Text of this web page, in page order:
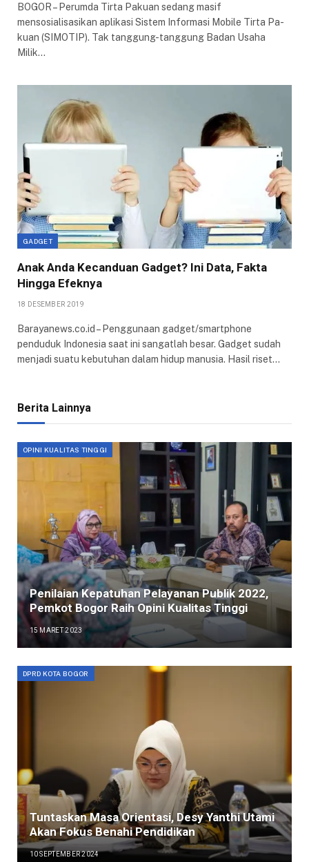
BOGOR – Perumda Tirta Pakuan sedang masif
mensosialisasikan aplikasi Sistem Informasi Mobile Tirta Pa­
kuan (SIMOTIP). Tak tanggung-tanggung Badan Usaha
Milik…
GADGET
Anak Anda Kecanduan Gadget? Ini Data, Fakta
Hingga Efeknya
18 DESEMBER 2019
Barayanews.co.id – Penggunaan gadget/smartphone
penduduk Indonesia saat ini sangatlah besar. Gadget sudah
menjadi suatu kebutuhan dalam hidup manusia. Hasil riset…
Berita Lainnya
OPINI KUALITAS TINGGI
Penilaian Kepatuhan Pelayanan Publik 2022,
Pemkot Bogor Raih Opini Kualitas Tinggi
15 MARET 2023
DPRD KOTA BOGOR
Tuntaskan Masa Orientasi, Desy Yanthi Utami
Akan Fokus Benahi Pendidikan
10 SEPTEMBER 2024